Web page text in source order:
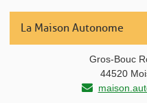
La Maison Autonome
Gros-Bouc
44520